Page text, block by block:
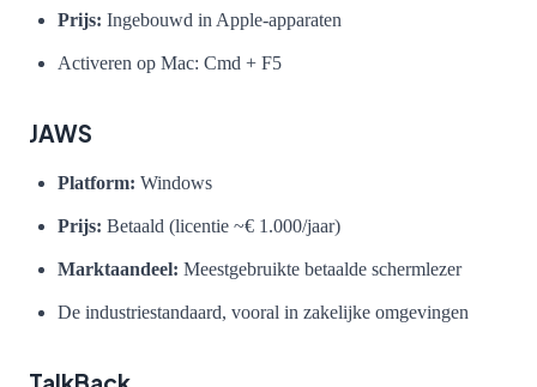
Prijs: Ingebouwd in Apple-apparaten
Activeren op Mac: Cmd + F5
JAWS
Platform: Windows
Prijs: Betaald (licentie ~€ 1.000/jaar)
Marktaandeel: Meestgebruikte betaalde schermlezer
De industriestandaard, vooral in zakelijke omgevingen